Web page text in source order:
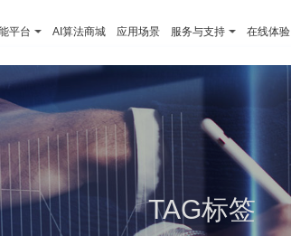
平台 AI算法商城 应用场景 服务与支持 在线体验
TAG标签